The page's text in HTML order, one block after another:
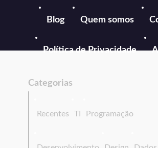
Blog Quem somos
Política de Privacidade
Categorias
Recentes TI Programação